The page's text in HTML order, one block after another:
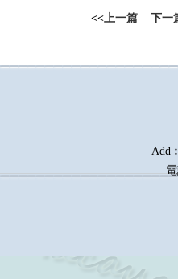
<<上一篇 下一